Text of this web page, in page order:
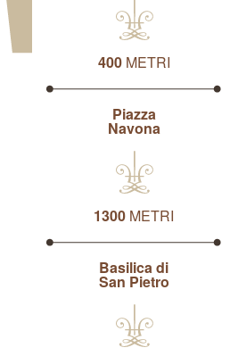
400METRI
Piazza
Navona
1300 METRI
Basilica di
San Pietro